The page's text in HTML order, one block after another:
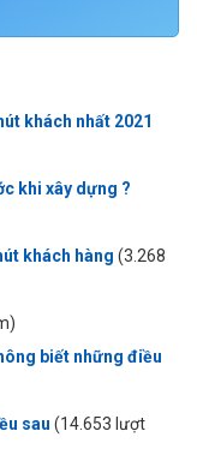
khách nhất 2021
khi xây dựng ?
khách hàng (3.268
biết những điều
sau (14.653 lượt